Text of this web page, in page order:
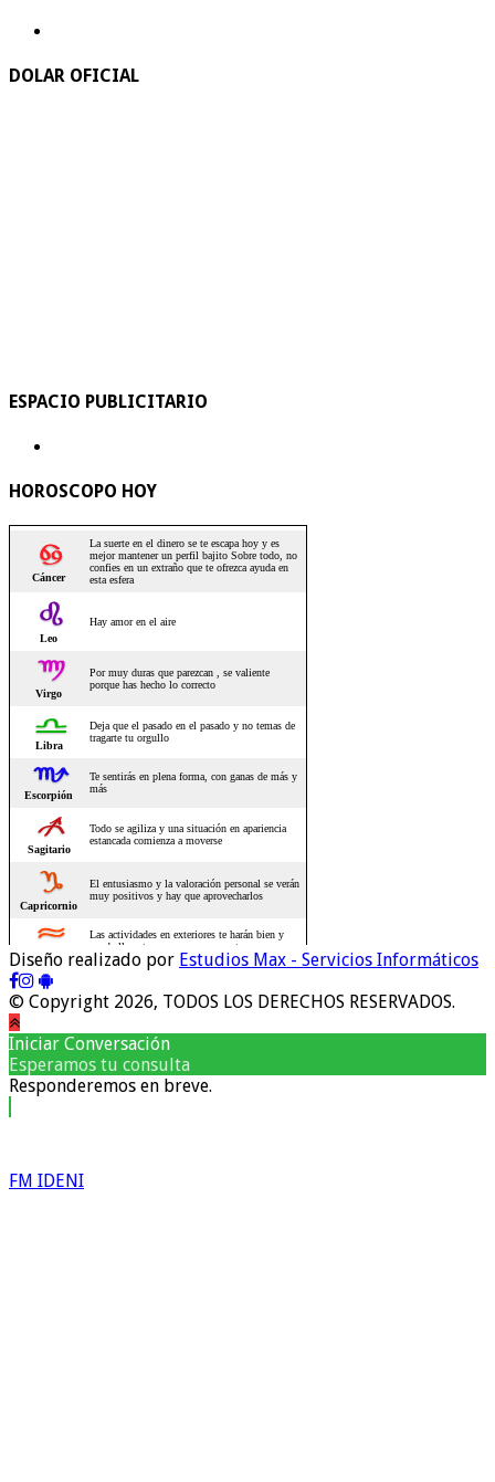
DOLAR OFICIAL
ESPACIO PUBLICITARIO
HOROSCOPO HOY
Diseño realizado por Estudios Max - Servicios Informáticos
© Copyright 2026, TODOS LOS DERECHOS RESERVADOS.
Iniciar Conversación
Esperamos tu consulta
Responderemos en breve.
FM IDENI